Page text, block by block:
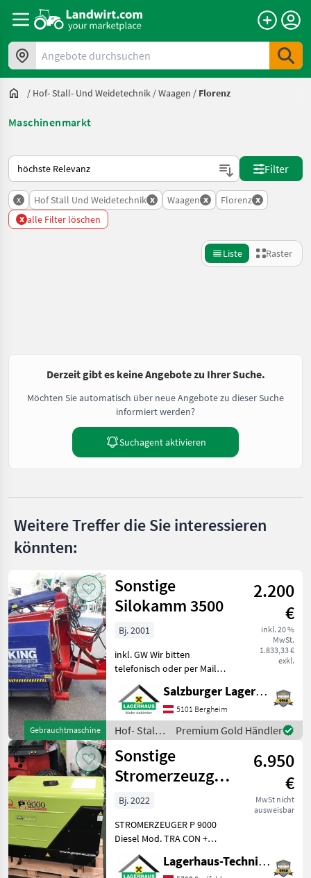
Angebote durchsuchen
/ Hof- Stall- Und Weidetechnik /Waagen / Florenz
Maschinenmarkt
So wird auf Landwirt.com sortiert
Filter
x Hof Stall Und Weidetechnik x Waagen x Florenz x
x alle Filter löschen
Liste Raster
Derzeit gibt es keine Angebote zu Ihrer Suche.
Möchten Sie automatisch über neue Angebote zu dieser Suche
informiert werden?
Suchagent aktivieren
Weitere Treffer die Sie interessieren
könnten:
Gebrauchtmaschine
Sonstige
Silokamm 3500
2.200
€
inkl. 20 %
MwSt.
1.833,33 €
exkl.
Bj. 2001
inkl. GW Wir bitten
telefonisch oder per Mail
Ihren Besuch
bekanntzugeben, um
ausreichend Zeit für die
Beratung und eventuell
einer Probefahrt für Sie zu
reservieren
Salzburger Lagerhaus-Technik
5101 Bergheim
Hof- Stall-
und
Weidetechnik
/ Sonstige
Premium Gold Händler
Sonstige
Stromerzeuzger
P9000 Diesel
6.950
€
MwSt nicht
ausweisbar
Bj. 2022
STROMERZEUGER P 9000
Diesel Mod. TRA CON +
DPPDauerleistung 3-phasig:
8, 83 kVA
Lagerhaus-Technik Saalfelden